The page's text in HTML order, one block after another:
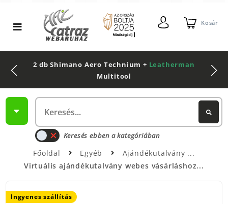
Kosár
2 db Shimano Aero Technium + Leatherman
Multitool
Keresés ebben a kategóriában
Főoldal Egyéb
Ajándékutalvány
Virtuális ajándékutalvány webes vásárláshoz...
Ingyenes szállítás